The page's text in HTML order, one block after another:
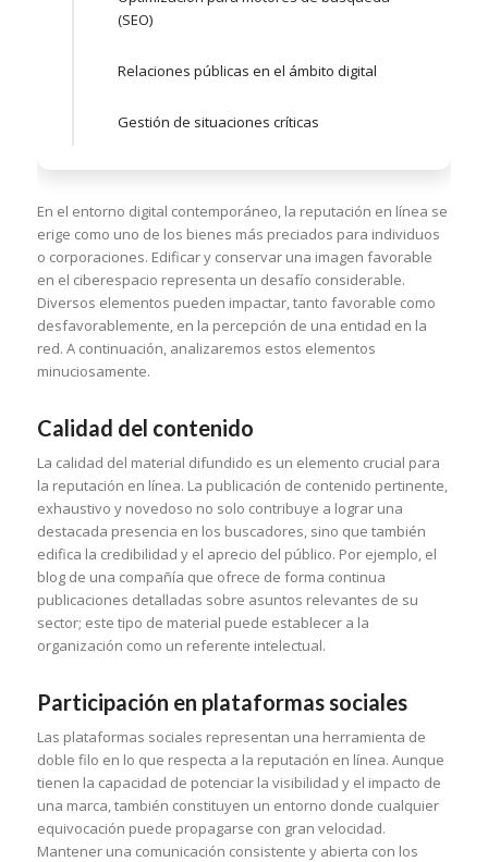
(SEO)
Relaciones públicas en el ámbito digital
Gestión de situaciones críticas
En el entorno digital contemporáneo, la reputación en línea se
erige como uno de los bienes más preciados para individuos
o corporaciones. Edificar y conservar una imagen favorable
en el ciberespacio representa un desafío considerable.
Diversos elementos pueden impactar, tanto favorable como
desfavorablemente, en la percepción de una entidad en la
red. A continuación, analizaremos estos elementos
minuciosamente.
Calidad del contenido
La calidad del material difundido es un elemento crucial para
la reputación en línea. La publicación de contenido pertinente,
exhaustivo y novedoso no solo contribuye a lograr una
destacada presencia en los buscadores, sino que también
edifica la credibilidad y el aprecio del público. Por ejemplo, el
blog de una compañía que ofrece de forma continua
publicaciones detalladas sobre asuntos relevantes de su
sector; este tipo de material puede establecer a la
organización como un referente intelectual.
Participación en plataformas sociales
Las plataformas sociales representan una herramienta de
doble filo en lo que respecta a la reputación en línea. Aunque
tienen la capacidad de potenciar la visibilidad y el impacto de
una marca, también constituyen un entorno donde cualquier
equivocación puede propagarse con gran velocidad.
Mantener una comunicación consistente y abierta con los